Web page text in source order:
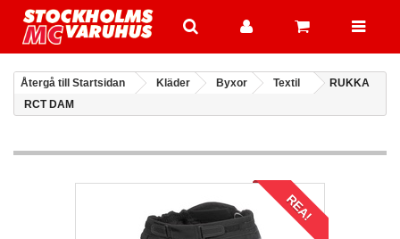
Återgå till Startsidan Kläder Byxor Textil
RUKKA
RCT DAM
REA!